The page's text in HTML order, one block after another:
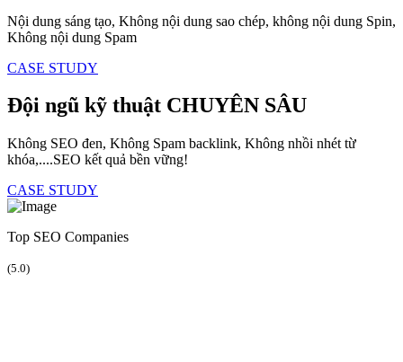
Nội dung sáng tạo, Không nội dung sao chép, không nội dung Spin,
Không nội dung Spam
CASE STUDY
Đội ngũ kỹ thuật CHUYÊN SÂU
Không SEO đen, Không Spam backlink, Không nhồi nhét từ
khóa,....SEO kết quả bền vững!
CASE STUDY
Top SEO Companies
(5.0)